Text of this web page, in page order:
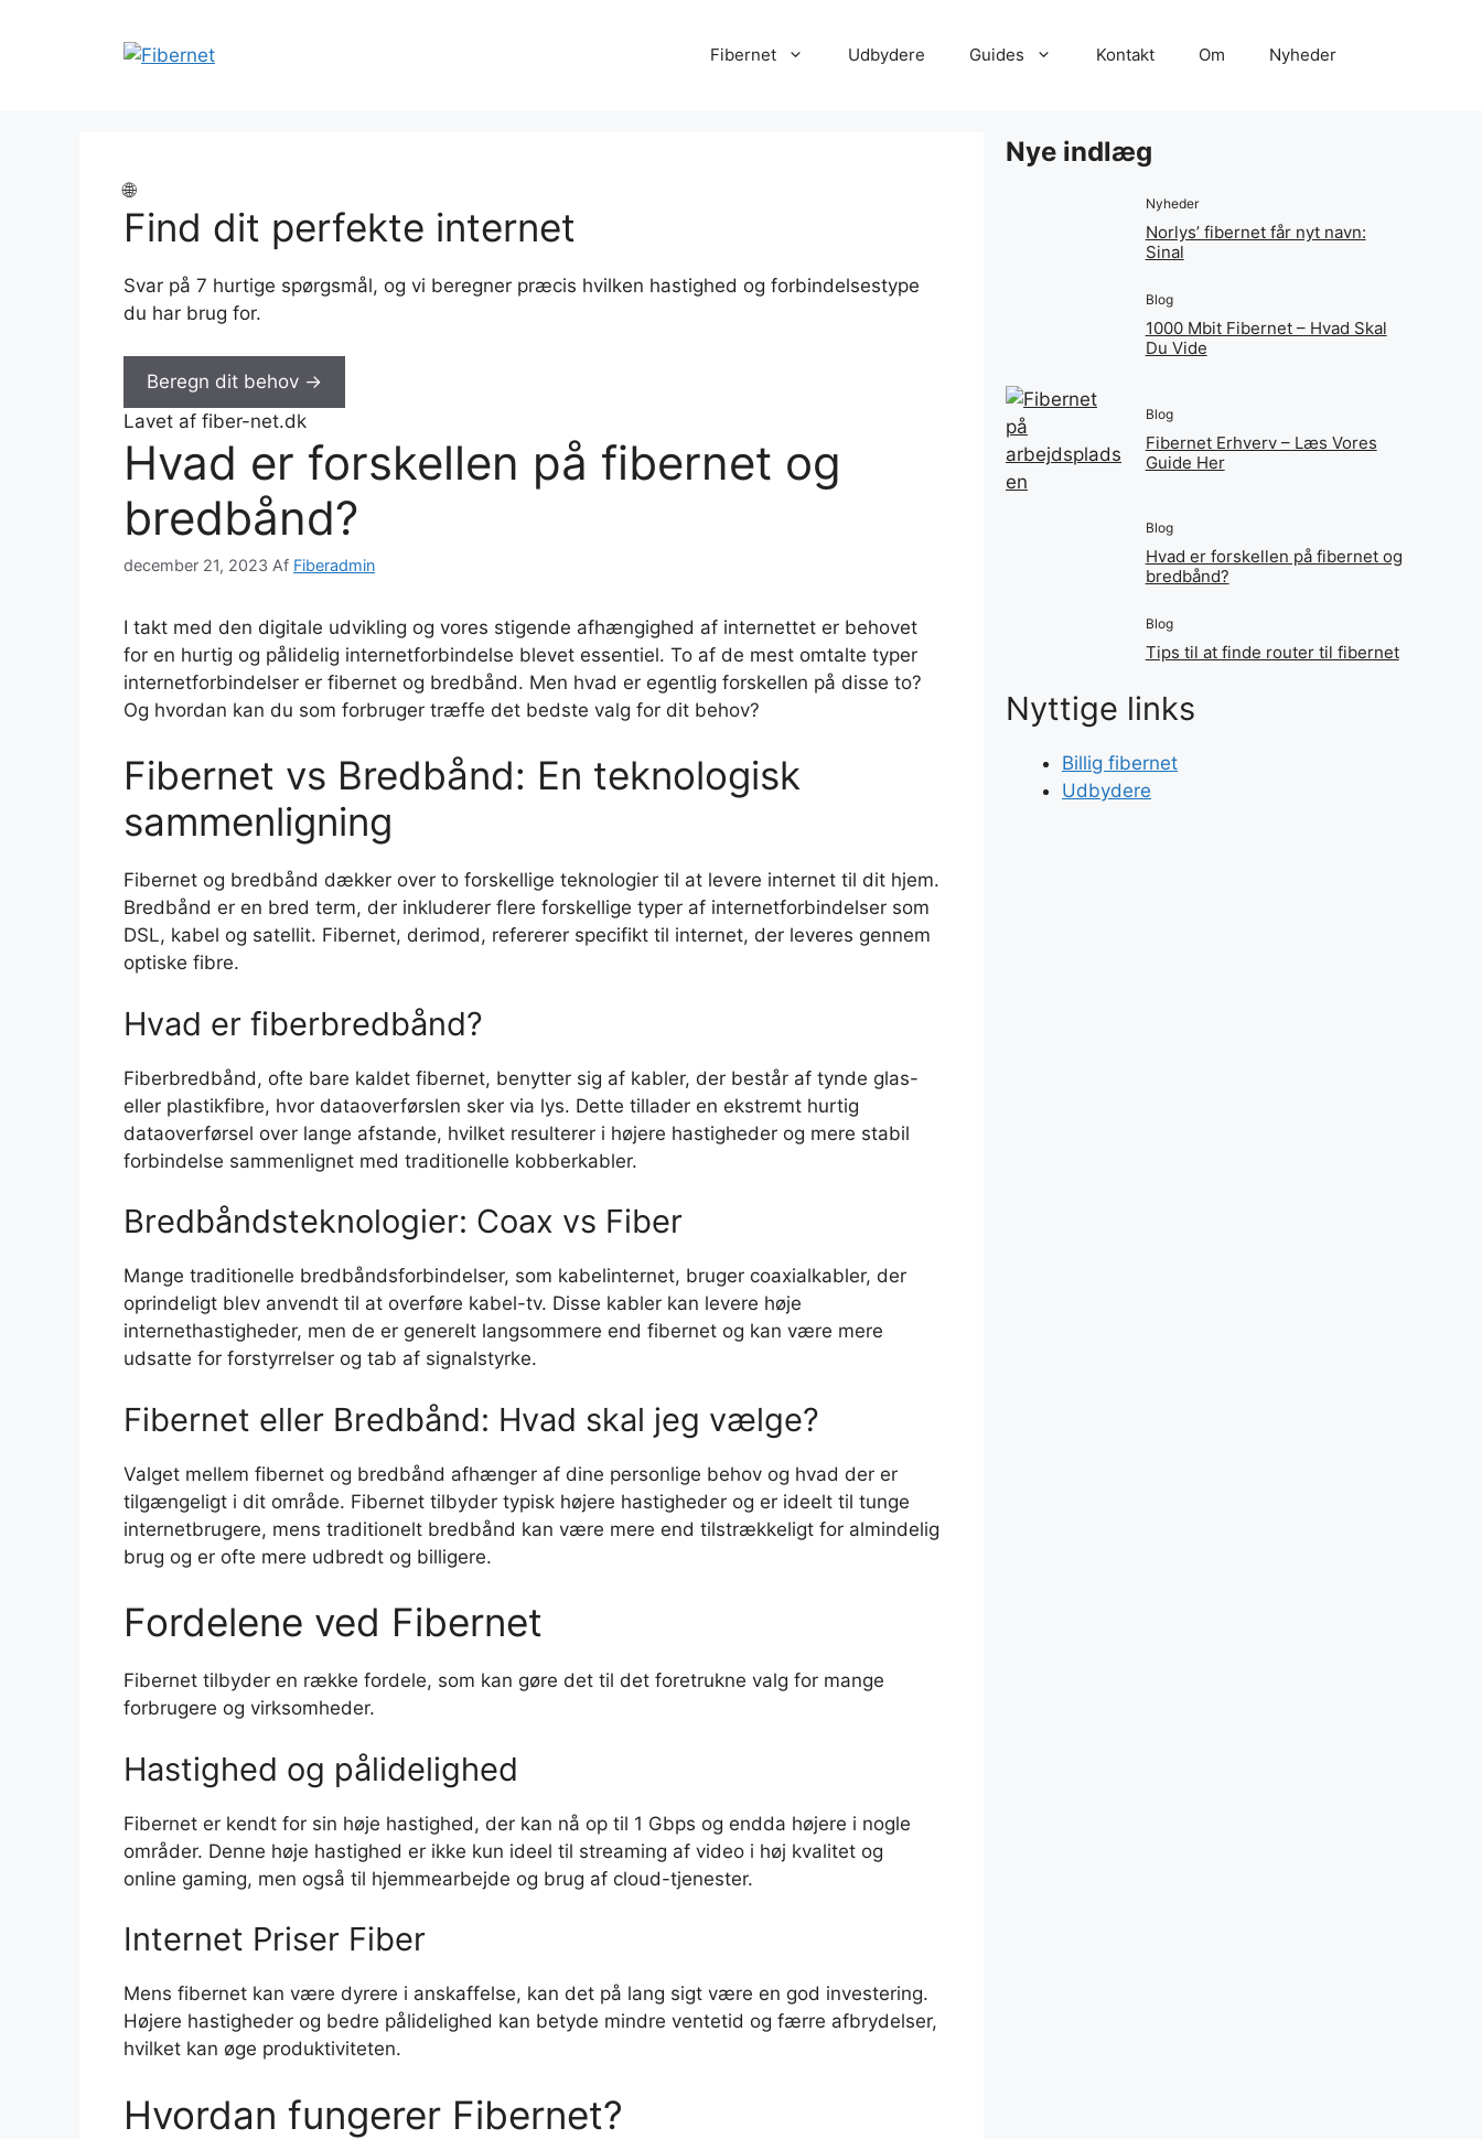
Fibernet Udbydere Guides Kontakt Om Nyheder
🌐
Find dit perfekte internet
Svar på 7 hurtige spørgsmål, og vi beregner præcis hvilken hastighed og forbindelsestype
du har brug for.
Beregn dit behov →
Lavet af fiber-net.dk
Hvad er forskellen på fibernet og
bredbånd?
december 21, 2023 Af Fiberadmin
I takt med den digitale udvikling og vores stigende afhængighed af internettet er behovet
for en hurtig og pålidelig internetforbindelse blevet essentiel. To af de mest omtalte typer
internetforbindelser er fibernet og bredbånd. Men hvad er egentlig forskellen på disse to?
Og hvordan kan du som forbruger træffe det bedste valg for dit behov?
Fibernet vs Bredbånd: En teknologisk
sammenligning
Fibernet og bredbånd dækker over to forskellige teknologier til at levere internet til dit hjem.
Bredbånd er en bred term, der inkluderer flere forskellige typer af internetforbindelser som
DSL, kabel og satellit. Fibernet, derimod, refererer specifikt til internet, der leveres gennem
optiske fibre.
Hvad er fiberbredbånd?
Fiberbredbånd, ofte bare kaldet fibernet, benytter sig af kabler, der består af tynde glas-
eller plastikfibre, hvor dataoverførslen sker via lys. Dette tillader en ekstremt hurtig
dataoverførsel over lange afstande, hvilket resulterer i højere hastigheder og mere stabil
forbindelse sammenlignet med traditionelle kobberkabler.
Bredbåndsteknologier: Coax vs Fiber
Mange traditionelle bredbåndsforbindelser, som kabelinternet, bruger coaxialkabler, der
oprindeligt blev anvendt til at overføre kabel-tv. Disse kabler kan levere høje
internethastigheder, men de er generelt langsommere end fibernet og kan være mere
udsatte for forstyrrelser og tab af signalstyrke.
Fibernet eller Bredbånd: Hvad skal jeg vælge?
Valget mellem fibernet og bredbånd afhænger af dine personlige behov og hvad der er
tilgængeligt i dit område. Fibernet tilbyder typisk højere hastigheder og er ideelt til tunge
internetbrugere, mens traditionelt bredbånd kan være mere end tilstrækkeligt for almindelig
brug og er ofte mere udbredt og billigere.
Fordelene ved Fibernet
Fibernet tilbyder en række fordele, som kan gøre det til det foretrukne valg for mange
forbrugere og virksomheder.
Hastighed og pålidelighed
Fibernet er kendt for sin høje hastighed, der kan nå op til 1 Gbps og endda højere i nogle
områder. Denne høje hastighed er ikke kun ideel til streaming af video i høj kvalitet og
online gaming, men også til hjemmearbejde og brug af cloud-tjenester.
Internet Priser Fiber
Mens fibernet kan være dyrere i anskaffelse, kan det på lang sigt være en god investering.
Højere hastigheder og bedre pålidelighed kan betyde mindre ventetid og færre afbrydelser,
hvilket kan øge produktiviteten.
Hvordan fungerer Fibernet?
Nye indlæg
Nyheder
Norlys’ fibernet får nyt navn:
Sinal
Blog
1000 Mbit Fibernet – Hvad Skal
Du Vide
Blog
Fibernet Erhverv – Læs Vores
Guide Her
Blog
Hvad er forskellen på fibernet og
bredbånd?
Blog
Tips til at finde router til fibernet
Nyttige links
Billig fibernet
Udbydere